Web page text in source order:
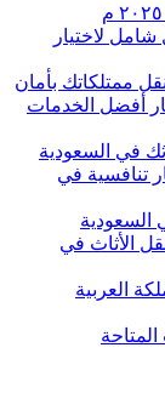
لاختيار
ممتلكاتك بأمان
أفضل الخدمات
في السعودية
تنافسية في
السعودية
الأثاث في
العربية